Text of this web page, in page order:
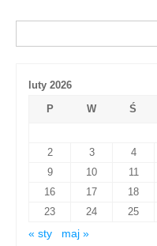
luty 2026
P
W Ś
2
3 4
9
10 11
16
17 18
23
24 25
« sty
maj »